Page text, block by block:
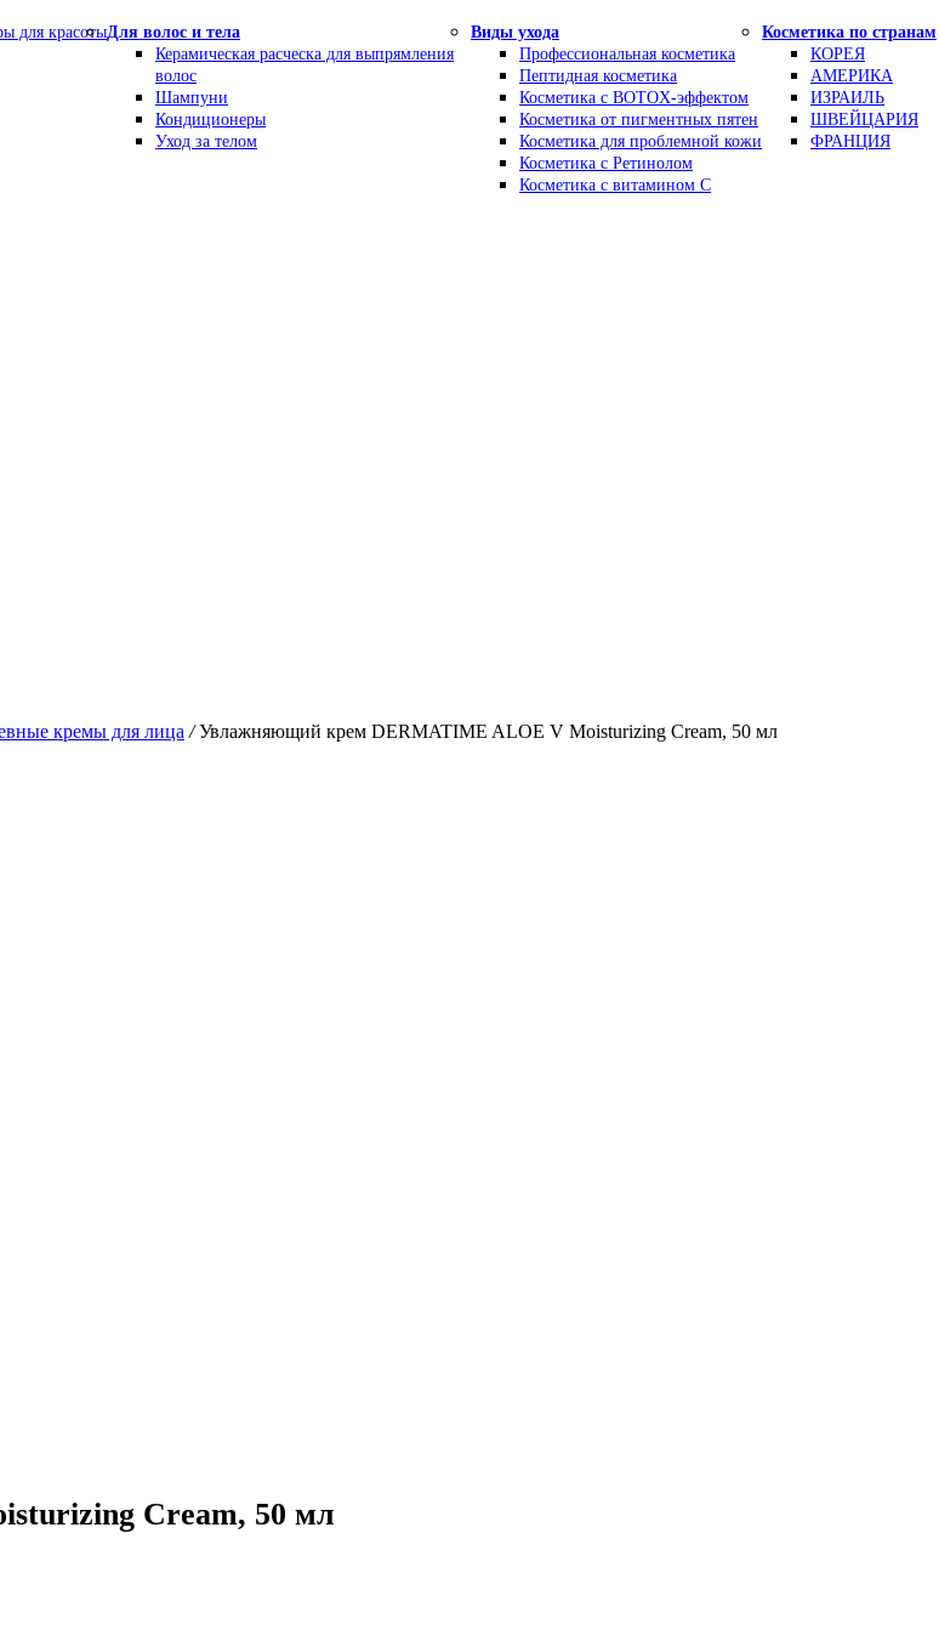
для красотыДля волос и тела
Керамическая расческа для выпрямления
волос
Шампуни
Кондиционеры
Уход за телом
Виды ухода
Профессиональная косметика
Пептидная косметика
Косметика с BOTOX-эффектом
Косметика от пигментных пятен
Косметика для проблемной кожи
Косметика с Ретинолом
Косметика с витамином С
Косметика по странам
КОРЕЯ
АМЕРИКА
ИЗРАИЛЬ
ШВЕЙЦАРИЯ
ФРАНЦИЯ
кремы для лица /Увлажняющий крем DERMATIME ALOE V Moisturizing Cream, 50 мл
Cream, 50 мл